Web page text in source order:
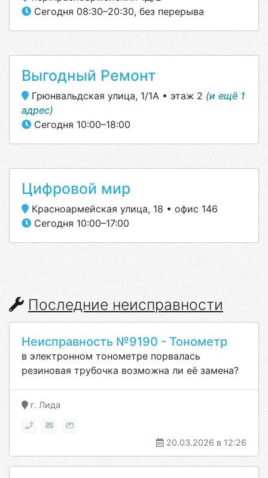
Сегодня 08:30–20:30, без перерыва
Выгодный Ремонт
Грюнвальдская улица, 1/1А • этаж 2 (и ещё 1
адрес)
Сегодня 10:00–18:00
Цифровой мир
Красноармейская улица, 18 • офис 146
Сегодня 10:00–17:00
Последние неисправности
Неисправность №9190 - Тонометр
в электронном тонометре порвалась
резиновая трубочка возможна ли её замена?
г. Лида
20.03.2026 в 12:26